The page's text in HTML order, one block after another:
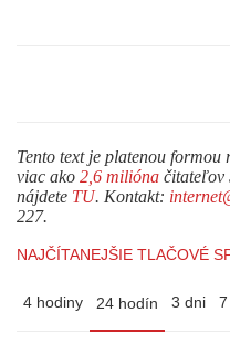
Tento text je platenou
viac ako 2,6 milióna čitateľov
nájdete TU. Kontakt:
227.
NAJČÍTANEJŠIE TLAČOVÉ
4 hodiny 24 hodín 3 dni